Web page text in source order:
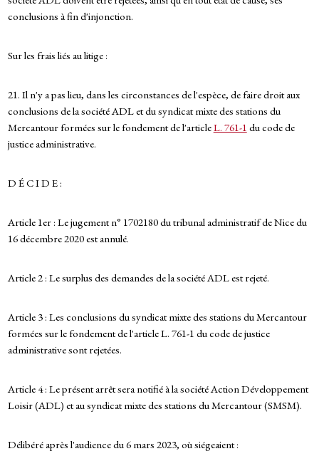
conclusions à fin d'injonction.
Sur les frais liés au litige :
21. Il n'y a pas lieu, dans les circonstances de l'espèce, de faire droit aux
conclusions de la société ADL et du syndicat mixte des stations du
Mercantour formées sur le fondement de l'articleL. 761-1 du code de
justice administrative.
D É C I D E :
Article 1er : Le jugement n° 1702180 du tribunal administratif de Nice du
16 décembre 2020 est annulé.
Article 2 : Le surplus des demandes de la société ADL est rejeté.
Article 3 : Les conclusions du syndicat mixte des stations du Mercantour
formées sur le fondement de l'article L. 761-1 du code de justice
administrative sont rejetées.
Article 4 : Le présent arrêt sera notifié à la société Action Développement
Loisir (ADL) et au syndicat mixte des stations du Mercantour (SMSM).
Délibéré après l'audience du 6 mars 2023, où siégeaient :